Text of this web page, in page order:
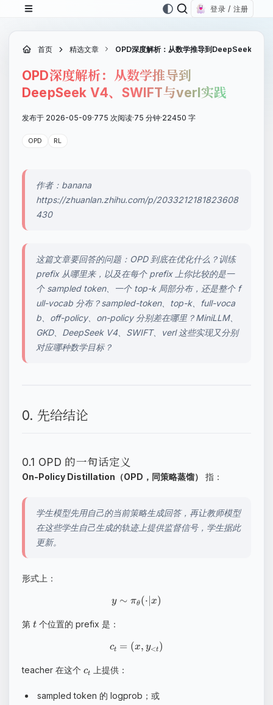
登录 / 注册
首页 精选文章 OPD深度解析：从数学推导到DeepSeek V4
OPD深度解析：从数学推导到
DeepSeek V4、SWIFT与verl实践
发布于 2026-05-09·775 次阅读·75 分钟·22450 字
OPD RL
作者：banana
https://zhuanlan.zhihu.com/p/2033212181823608
430
这篇文章要回答的问题：OPD 到底在优化什么？训练
prefix 从哪里来，以及在每个 prefix 上你比较的是一
个 sampled token、一个 top-k 局部分布，还是整个 f
ull-vocab 分布？sampled-token、top-k、full-voca
b、off-policy、on-policy 分别差在哪里？MiniLLM、
GKD、DeepSeek V4、SWIFT、verl 这些实现又分别
对应哪种数学目标？
0. 先给结论
0.1 OPD 的一句话定义
On-Policy Distillation（OPD，同策略蒸馏） 指：
学生模型先用自己的当前策略生成回答，再让教师模型
在这些学生自己生成的轨迹上提供监督信号，学生据此
更新。
形式上：
y ∼ πθ (⋅ ∣x)
第 t 个位置的 prefix 是：
ct = (x, y<t)
teacher 在这个 ct 上提供：
sampled token 的 logprob；或